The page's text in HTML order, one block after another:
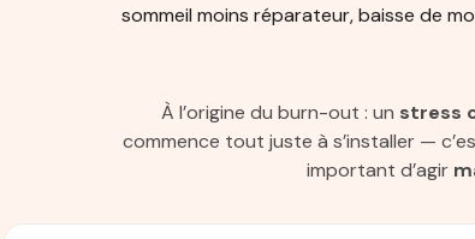
sommeil moins réparateur, baisse de
À l’origine du burn-out : un stress
commence tout juste à s’installer —
important d’agir